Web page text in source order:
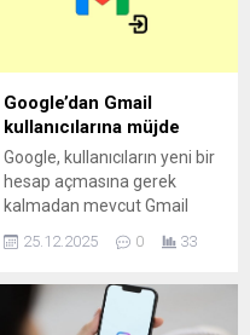
Google’dan Gmail
kullanıcılarına müjde
Google, kullanıcıların yeni bir
hesap açmasına gerek
kalmadan mevcut Gmail
olanak tanıyan yeni bir
25.12.2025 0 33